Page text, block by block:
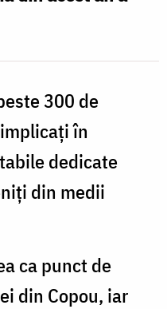
300 de
în
dedicate
din medii
ca punct de
din Copou, iar